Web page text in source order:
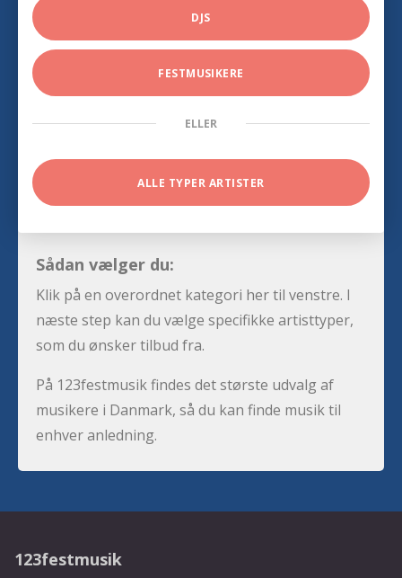
DJS
FESTMUSIKERE
ELLER
ALLE TYPER ARTISTER
Sådan vælger du:
Klik på en overordnet kategori her til venstre. I
næste step kan du vælge specifikke artisttyper,
som du ønsker tilbud fra.
På 123festmusik findes det største udvalg af
musikere i Danmark, så du kan finde musik til
enhver anledning.
123festmusik